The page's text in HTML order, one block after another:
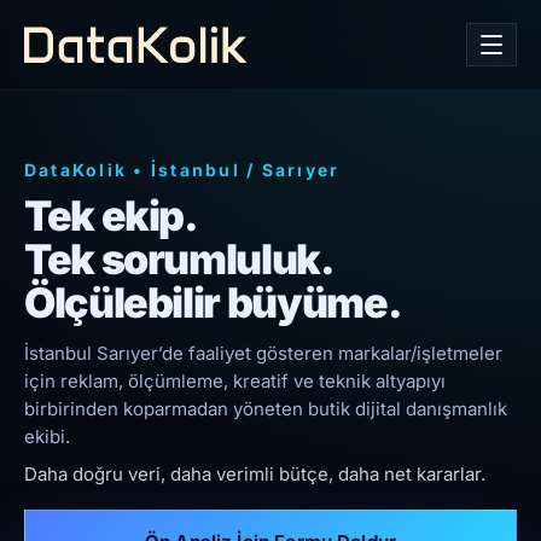
DataKolik • İstanbul / Sarıyer
Tek ekip.
Tek sorumluluk.
Ölçülebilir büyüme.
İstanbul Sarıyer’de faaliyet gösteren markalar/işletmeler
için reklam, ölçümleme, kreatif ve teknik altyapıyı
birbirinden koparmadan yöneten butik dijital danışmanlık
ekibi.
Daha doğru veri, daha verimli bütçe, daha net kararlar.